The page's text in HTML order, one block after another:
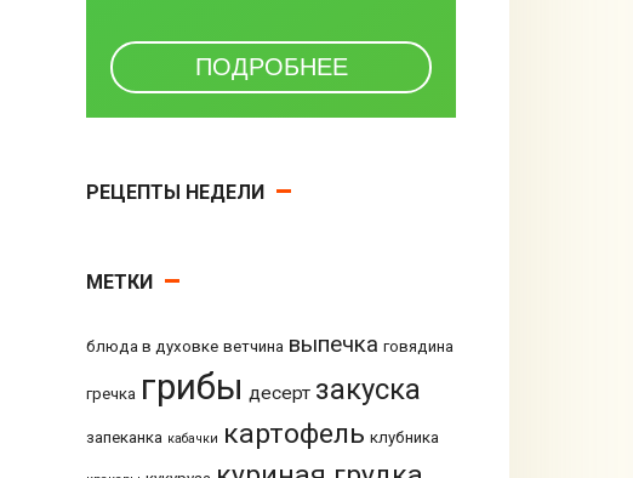
РЕЦЕПТЫ НЕДЕЛИ
МЕТКИ
блюда в духовке ветчина выпечка говядина
гречка грибы десерт закуска
запеканка кабачки картофель клубника